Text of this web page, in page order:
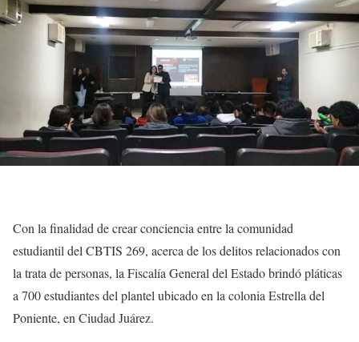
Con la finalidad de crear conciencia entre la comunidad
estudiantil del CBTIS 269, acerca de los delitos relacionados con
la trata de personas, la Fiscalía General del Estado brindó pláticas
a 700 estudiantes del plantel ubicado en la colonia Estrella del
Poniente, en Ciudad Juárez.